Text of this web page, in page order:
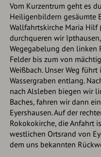
Vom Kurzentrum geht es
Heiligenbildern gesäumte
Wallfahrtskirche Maria Hilf
durchqueren wir
Wegegabelung den
Felder bis zum von
Weißbach. Unser Weg
Wassergraben entlang.
nach Alsleben biegen wir
Baches, fahren wir dann
Eyershausen. Auf der
Rokokokirche, die Anfahrt
westlichen Ortsrand von
dem uns bekannten